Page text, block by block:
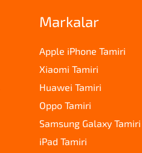
Markalar
Apple iPhone Tamiri
Xiaomi Tamiri
Huawei Tamiri
Oppo Tamiri
Samsung Galaxy Tamiri
iPad Tamiri